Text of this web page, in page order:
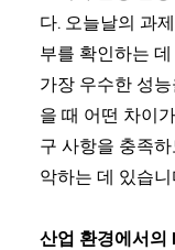
다. 오늘날의 과
부를 확인하는
가장 우수한 성
을 때 어떤 차이
구 사항을 충족
악하는 데 있습니
산업 환경에서의